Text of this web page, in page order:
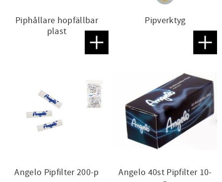
Piphållare hopfällbar
plast
Lägg till i favoriter
Pipverktyg
Angelo Pipfilter 200-p
Angelo 40st Pipfilter 10-